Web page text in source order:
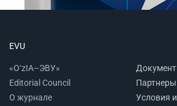
EVU
«O‘zIA–ЭВУ»
Editorial Council
О журнале
Партнеры
Условия